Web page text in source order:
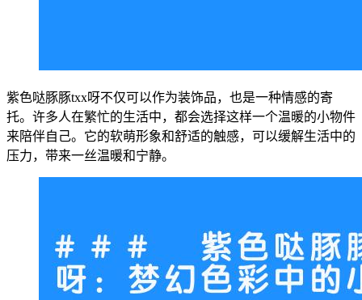
紫色哒豚豚txx呀不仅可以作为装饰品，也是一种情感的寄
托。许多人在繁忙的生活中，都会选择这样一个温暖的小物件
来陪伴自己。它的软萌形象和舒适的触感，可以缓解生活中的
压力，带来一丝温暖和宁静。